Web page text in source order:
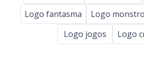
Logo fantasma
Logo monstro
Logo jogos
Logo